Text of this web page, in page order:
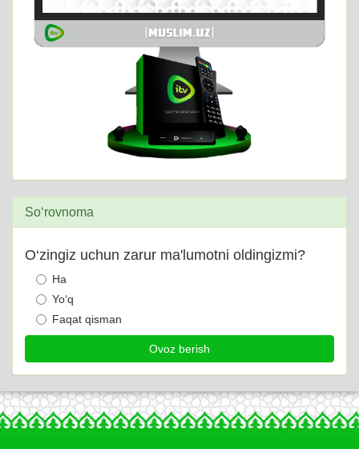
So‘rovnoma
O‘zingiz uchun zarur ma'lumotni oldingizmi?
Ha
Yo‘q
Faqat qisman